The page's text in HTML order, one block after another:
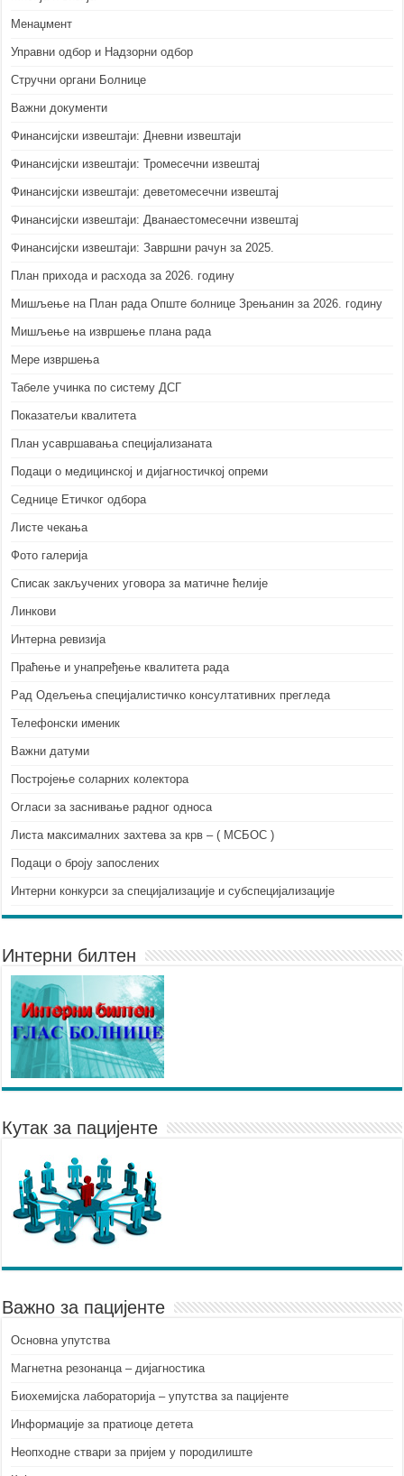
Менаџмент
Управни одбор и Надзорни одбор
Стручни органи Болнице
Важни документи
Финансијски извештаји: Дневни извештаји
Финансијски извештаји: Тромесечни извештај
Финансијски извештаји: деветомесечни извештај
Финансијски извештаји: Дванаестомесечни извештај
Финансијски извештаји: Завршни рачун за 2025.
План прихода и расхода за 2026. годину
Мишљење на План рада Опште болнице Зрењанин за 2026. годину
Мишљење на извршење плана рада
Мере извршења
Табеле учинка по систему ДСГ
Показатељи квалитета
План усавршавања специјализаната
Подаци о медицинској и дијагностичкој опреми
Седнице Етичког одбора
Листе чекања
Фото галерија
Списак закључених уговора за матичне ћелије
Линкови
Интерна ревизија
Праћење и унапређење квалитета рада
Рад Одељења специјалистичко консултативних прегледа
Телефонски именик
Важни датуми
Постројење соларних колектора
Огласи за заснивање радног односа
Листа максималних захтева за крв – ( МСБОС )
Подаци о броју запослених
Интерни конкурси за специјализације и субспецијализације
Интерни билтен
Кутак за пацијенте
Важно за пацијенте
Основна упутства
Mагнетна резонанца – дијагностика
Биохемијска лабораторија – упутства за пацијенте
Информације за пратиоце детета
Неопходне ствари за пријем у породилиште